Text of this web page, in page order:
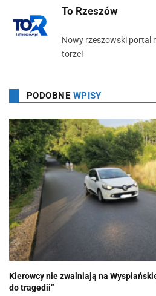
To Rzeszów
Nowy rzeszowski portal
torze!
PODOBNE WPISY
Kierowcy nie zwalniają na
do tragedii”